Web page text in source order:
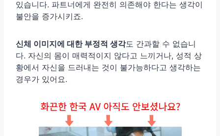
있습니다. 파트너에게 완전히 의존해야 한다는 생각이
불안을 증가시키죠.
신체 이미지에 대한 부정적 생각도 간과할 수 없습니
다. 자신의 몸이 매력적이지 않다고 느끼거나, 성적 상
황에서 자신을 드러내는 것이 불가능하다고 생각하는
경우가 있어요.